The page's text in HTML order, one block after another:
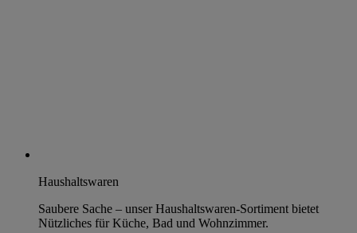
Haushaltswaren
Saubere Sache – unser Haushaltswaren-Sortiment bietet
Nützliches für Küche, Bad und Wohnzimmer.